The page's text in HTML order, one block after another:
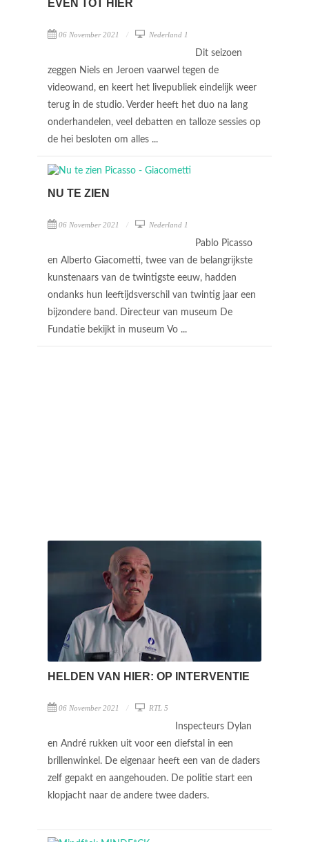
EVEN TOT HIER
06 November 2021 Nederland 1
Dit seizoen
zeggen Niels en Jeroen vaarwel tegen de
videowand, en keert het livepubliek eindelijk weer
terug in de studio. Verder heeft het duo na lang
onderhandelen, veel debatten en talloze sessies op
de hei besloten om alles ...
NU TE ZIEN
06 November 2021 Nederland 1
Pablo Picasso
en Alberto Giacometti, twee van de belangrijkste
kunstenaars van de twintigste eeuw, hadden
ondanks hun leeftijdsverschil van twintig jaar een
bijzondere band. Directeur van museum De
Fundatie bekijkt in museum Vo ...
HELDEN VAN HIER: OP INTERVENTIE
06 November 2021 RTL 5
Inspecteurs Dylan
en André rukken uit voor een diefstal in een
brillenwinkel. De eigenaar heeft een van de daders
zelf gepakt en aangehouden. De politie start een
klopjacht naar de andere twee daders.